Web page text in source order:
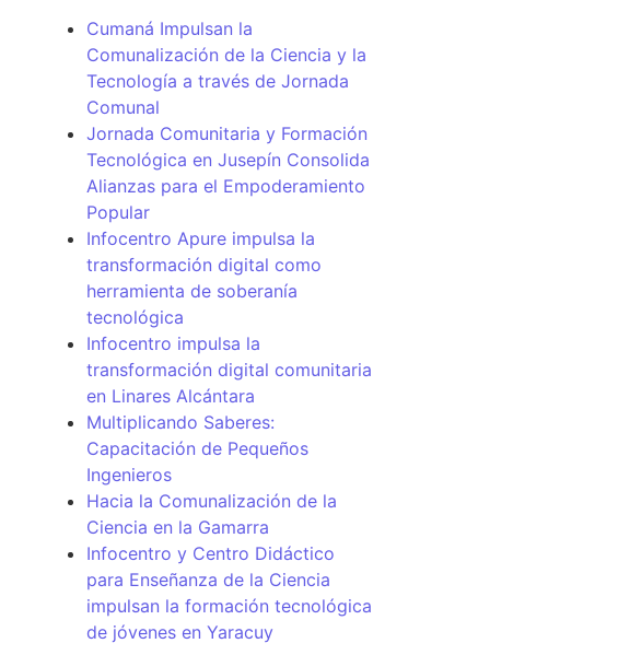
Cumaná Impulsan la
Comunalización de la Ciencia y la
Tecnología a través de Jornada
Comunal
Jornada Comunitaria y Formación
Tecnológica en Jusepín Consolida
Alianzas para el Empoderamiento
Popular
Infocentro Apure impulsa la
transformación digital como
herramienta de soberanía
tecnológica
Infocentro impulsa la
transformación digital comunitaria
en Linares Alcántara
Multiplicando Saberes:
Capacitación de Pequeños
Ingenieros
Hacia la Comunalización de la
Ciencia en la Gamarra
Infocentro y Centro Didáctico
para Enseñanza de la Ciencia
impulsan la formación tecnológica
de jóvenes en Yaracuy